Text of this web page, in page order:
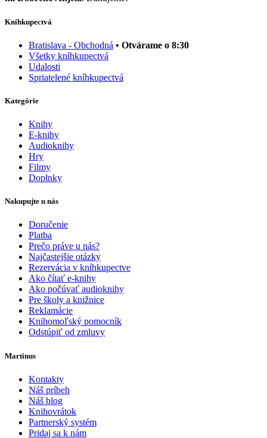
Kníhkupectvá
Bratislava - Obchodná • Otvárame o 8:30
Všetky kníhkupectvá
Udalosti
Spriatelené kníhkupectvá
Kategórie
Knihy
E-knihy
Audioknihy
Hry
Filmy
Doplnky
Nakupujte u nás
Doručenie
Platba
Prečo práve u nás?
Najčastejšie otázky
Rezervácia v kníhkupectve
Ako čítať e-knihy
Ako počúvať audioknihy
Pre školy a knižnice
Reklamácie
Knihomoľský pomocník
Odstúpiť od zmluvy
Martinus
Kontakty
Náš príbeh
Náš blog
Knihovrátok
Partnerský systém
Pridaj sa k nám